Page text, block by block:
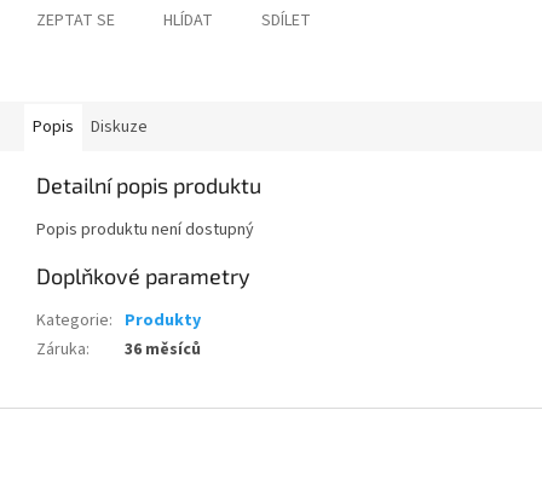
ZEPTAT SE HLÍDAT SDÍLET
Popis Diskuze
Detailní popis produktu
Popis produktu není dostupný
Doplňkové parametry
Kategorie: Produkty
Záruka: 36 měsíců